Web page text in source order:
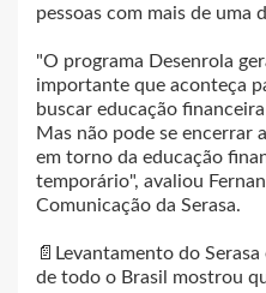
pessoas com mais de uma
"O programa Desenrola
importante que aconteça
buscar educação
Mas não pode se encerrar
em torno da educação
temporário", avaliou
Comunicação da Serasa.
📄Levantamento do
de todo o Brasil mostrou